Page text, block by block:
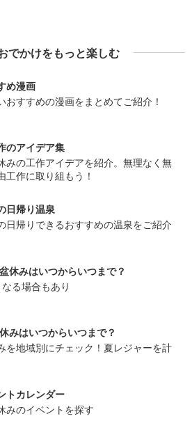
でかけをもっと楽しむ
め漫画
おすすめの漫画をまとめてご紹介！
のアイデア集
みの工作アイデアを紹介。無理なく無
工作に取り組もう！
日帰り温泉
日帰りできるおすすめの温泉をご紹介
休みはいつからいつまで？
る場合もあり
みはいつからいつまで？
を地域別にチェック！夏レジャーを計
トカレンダー
みのイベントを探す